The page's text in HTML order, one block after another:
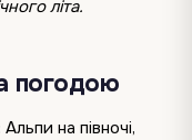
літа.
погодою
на півночі,